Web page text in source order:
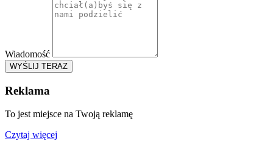
Wiadomość
WYŚLIJ TERAZ
Reklama
To jest miejsce na Twoją reklamę
Czytaj więcej